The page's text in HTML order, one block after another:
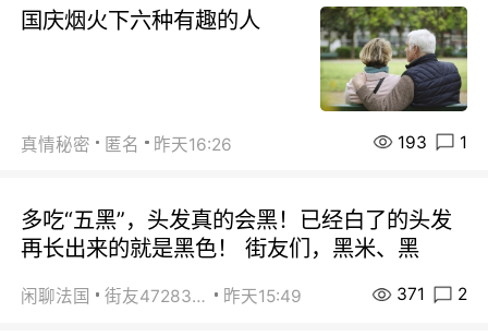
国庆烟火下六种有趣的人
真情秘密 匿名 昨天16:26 193 1
多吃“五黑”，头发真的会黑！已经白了的头发
再长出来的就是黑色！ 街友们，黑米、黑
闲聊法国 街友472838572 昨天15:49 371 2